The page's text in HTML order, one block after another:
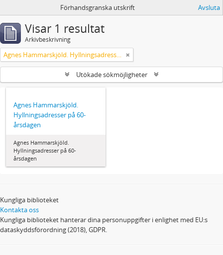
Förhandsgranska utskrift Avsluta
Visar 1 resultat
Arkivbeskrivning
Agnes Hammarskjöld. Hyllningsadresser på 60-årsdagen
Utökade sökmöjligheter
Agnes Hammarskjöld.
Hyllningsadresser på 60-
årsdagen
Agnes Hammarskjöld.
Hyllningsadresser på 60-
årsdagen
Kungliga biblioteket
Kontakta oss
Kungliga biblioteket hanterar dina personuppgifter i enlighet med EU:s
dataskyddsförordning (2018), GDPR.